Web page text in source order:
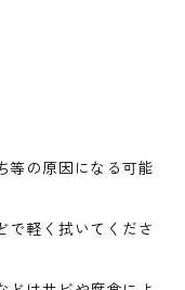
等の原因になる可能
で軽く拭いてくださ